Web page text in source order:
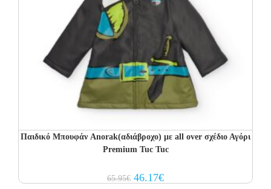
Παιδικό Μπουφάν Anorak(αδιάβροχο) με all over σχέδιο Αγόρι
Premium Tuc Tuc
65.95€ Original
price
46.17€Current
price